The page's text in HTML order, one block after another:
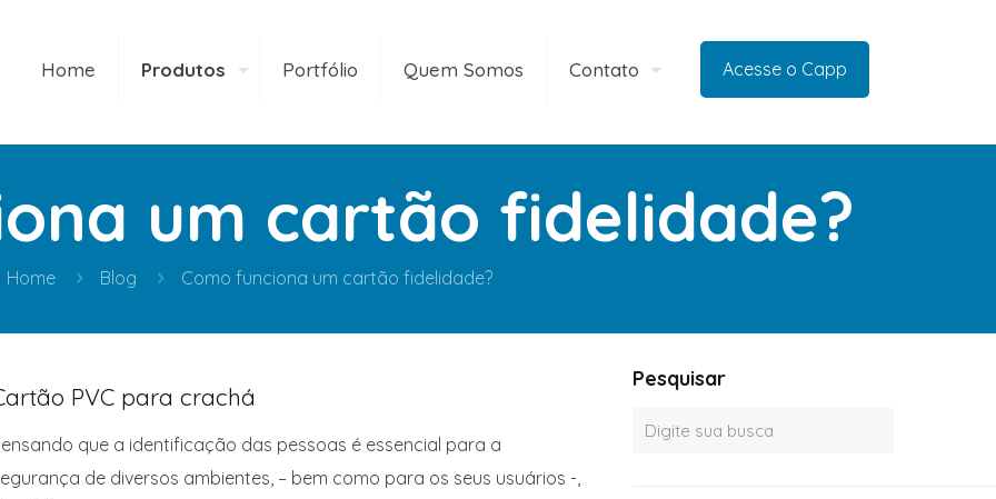
Home Produtos Portfólio Quem Somos Contato Acesse o Capp
um cartão fidelidade?
Home Blog Como funciona um cartão fidelidade?
PVC para crachá
que a identificação das pessoas é essencial para a
de diversos ambientes, – bem como para os seus usuários -,
Pesquisar